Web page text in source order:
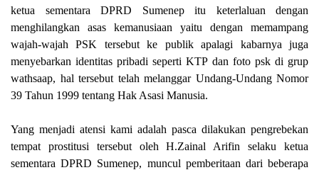
ketua sementara DPRD Sumenep itu keterlaluan dengan
menghilangkan asas kemanusiaan yaitu dengan memampang
wajah-wajah PSK tersebut ke publik apalagi kabarnya juga
menyebarkan identitas pribadi seperti KTP dan foto psk di grup
wathsaap, hal tersebut telah melanggar Undang-Undang Nomor
39 Tahun 1999 tentang Hak Asasi Manusia.
Yang menjadi atensi kami adalah pasca dilakukan pengrebekan
tempat prostitusi tersebut oleh H.Zainal Arifin selaku ketua
sementara DPRD Sumenep, muncul pemberitaan dari beberapa